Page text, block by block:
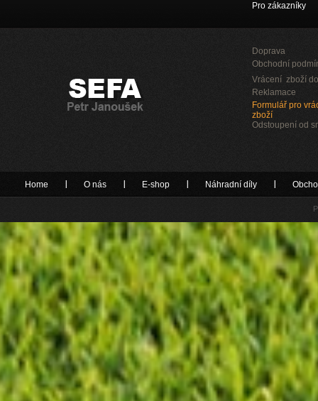
Pro zákazníky
Doprava
Obchodní
Vrácení zboží
Reklamace
Formulář pro
zboží
Odstoupení od
Home O nás E-shop Náhradní díly